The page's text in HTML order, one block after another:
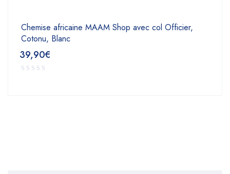
Chemise africaine MAAM Shop avec col Officier,
Cotonu, Blanc
39,90€